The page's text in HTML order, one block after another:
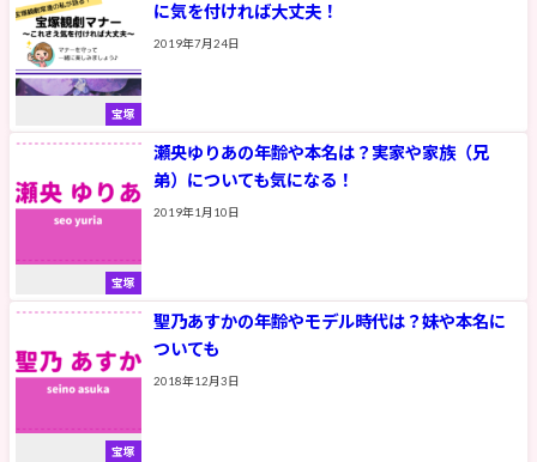
宝塚
に気を付ければ大丈夫！
2019年7月24日
宝塚
瀬央ゆりあの年齢や本名は？実家や家族（兄
弟）についても気になる！
2019年1月10日
宝塚
聖乃あすかの年齢やモデル時代は？妹や本名に
ついても
2018年12月3日